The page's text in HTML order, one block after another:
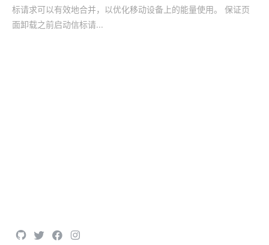
标请求可以有效地合并，以优化移动设备上的能量使用。 保证页
面卸载之前启动信标请...